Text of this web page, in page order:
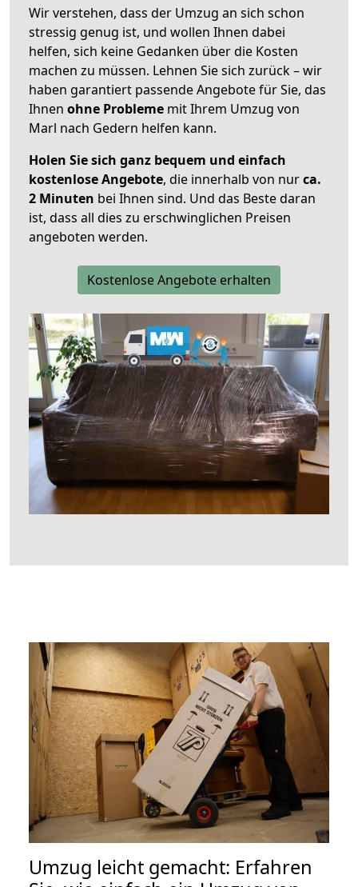
Wir verstehen, dass der Umzug an sich schon
stressig genug ist, und wollen Ihnen dabei
helfen, sich keine Gedanken über die Kosten
machen zu müssen. Lehnen Sie sich zurück – wir
haben garantiert passende Angebote für Sie, das
Ihnen ohne Probleme mit Ihrem Umzug von
Marl nach Gedern helfen kann.
Holen Sie sich ganz bequem und einfach
kostenlose Angebote, die innerhalb von nurca.
2 Minuten bei Ihnen sind. Und das Beste daran
ist, dass all dies zu erschwinglichen Preisen
angeboten werden.
Kostenlose Angebote erhalten
Umzug leicht gemacht: Erfahren